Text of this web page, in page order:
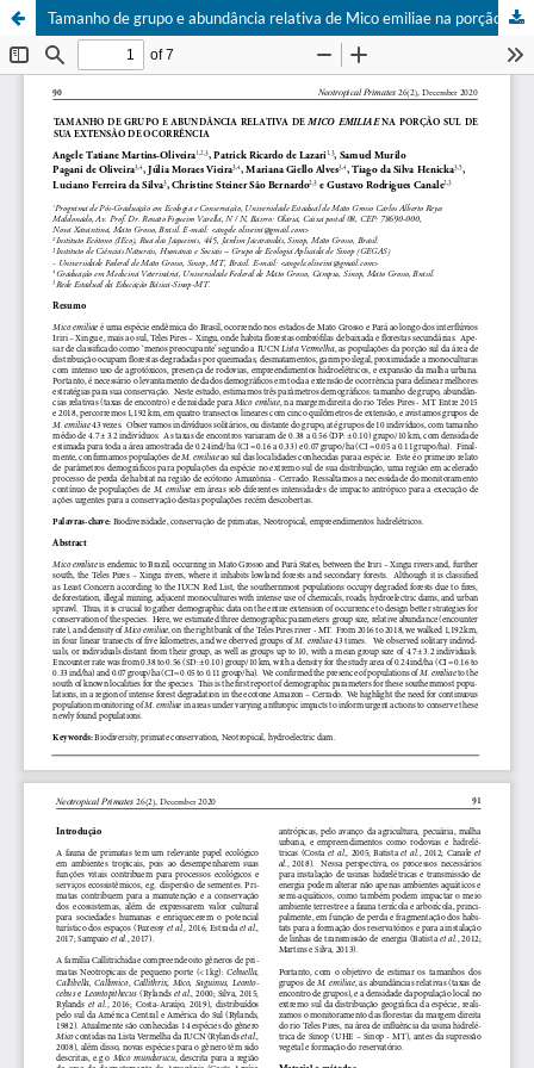
Tamanho de grupo e abundância relativa de Mico emiliae na porção sul de sua extensão de ocorrência